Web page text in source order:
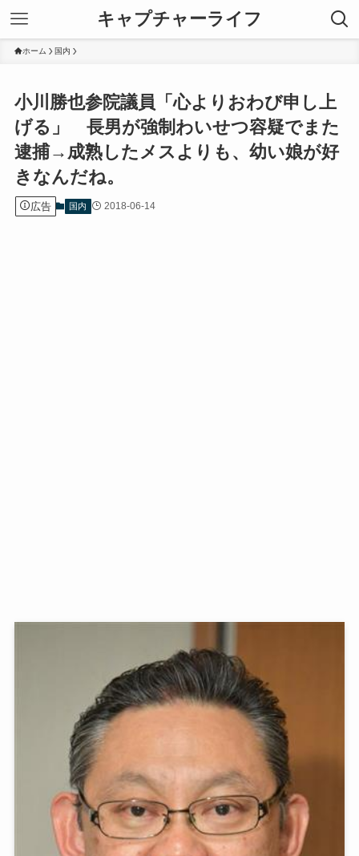
キャプチャーライフ
ホーム 国内
小川勝也参院議員「心よりおわび申し上
げる」 長男が強制わいせつ容疑でまた
逮捕→成熟したメスよりも、幼い娘が好
きなんだね。
広告 国内 2018-06-14